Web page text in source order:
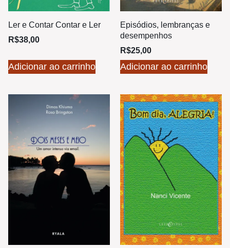
Ler e Contar Contar e Ler
R$38,00
Adicionar ao carrinho
Episódios, lembranças e
desempenhos
R$25,00
Adicionar ao carrinho